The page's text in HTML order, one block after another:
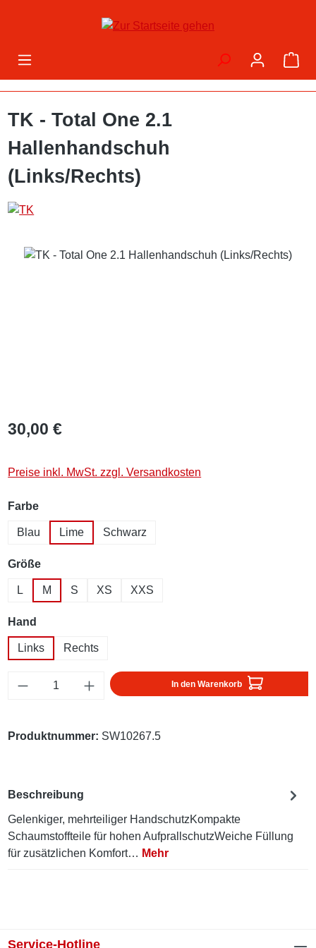
Zum Hauptinhalt springen
TK - Total One 2.1
Hallenhandschuh
(Links/Rechts)
Bildergalerie überspringen
30,00 €
Preise inkl. MwSt. zzgl. Versandkosten
Farbeauswählen
Blau Lime Schwarz
Größeauswählen
L M S XS XXS
Hand
Links Rechts
Produkt Anzahl: Gib den gewünschten
In den Warenkorb
Produktnummer: SW10267.5
Beschreibung
Gelenkiger, mehrteiliger HandschutzKompakte
Schaumstoffteile für hohen AufprallschutzWeiche Füllung
für zusätzlichen Komfort… Mehr
Service-Hotline